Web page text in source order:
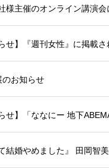
様主催のオンライン講演会
せ】『週刊女性』に掲載さ
お知らせ
せ】「ななにー 地下
結婚やめました』 田岡智